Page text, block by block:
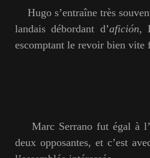
Hugo s’entraîne très
landais débordant d’afición,
escomptant le revoir bien vite
Marc Serrano fut égal à
deux opposantes, et c’est